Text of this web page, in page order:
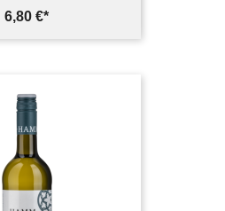
Preis
6,80 €*